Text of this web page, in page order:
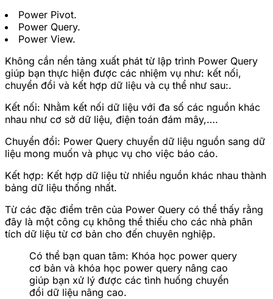
Power Pivot.
Power Query.
Power View.
Không cần nền tảng xuất phát từ lập trình Power Query
giúp bạn thực hiện được các nhiệm vụ như: kết nối,
chuyển đổi và kết hợp dữ liệu và cụ thể như sau:.
Kết nối: Nhằm kết nối dữ liệu với đa số các nguồn khác
nhau như cơ sở dữ liệu, điện toán đám mây,….
Chuyển đổi: Power Query chuyển dữ liệu nguồn sang dữ
liệu mong muốn và phục vụ cho việc báo cáo.
Kết hợp: Kết hợp dữ liệu từ nhiều nguồn khác nhau thành
bảng dữ liệu thống nhất.
Từ các đặc điểm trên của Power Query có thể thấy rằng
đây là một công cụ không thể thiếu cho các nhà phân
tích dữ liệu từ cơ bản cho đến chuyên nghiệp.
Có thể bạn quan tâm: Khóa học power query
cơ bản và khóa học power query nâng cao
giúp bạn xử lý được các tình huống chuyển
đổi dữ liệu nâng cao.